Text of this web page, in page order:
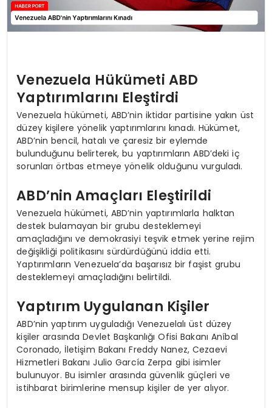
Venezuela Hükümeti ABD
Yaptırımlarını Eleştirdi
Venezuela hükümeti, ABD’nin iktidar partisine yakın üst
düzey kişilere yönelik yaptırımlarını kınadı. Hükümet,
ABD’nin bencil, hatalı ve çaresiz bir eylemde
bulunduğunu belirterek, bu yaptırımların ABD’deki iç
sorunları örtbas etmeye yönelik olduğunu vurguladı.
ABD’nin Amaçları Eleştirildi
Venezuela hükümeti, ABD’nin yaptırımlarla halktan
destek bulamayan bir grubu desteklemeyi
amaçladığını ve demokrasiyi teşvik etmek yerine rejim
değişikliği politikasını sürdürdüğünü iddia etti.
Yaptırımların Venezuela’da başarısız bir faşist grubu
desteklemeyi amaçladığını belirtildi.
Yaptırım Uygulanan Kişiler
ABD’nin yaptırım uyguladığı Venezuelalı üst düzey
kişiler arasında Devlet Başkanlığı Ofisi Bakanı Aníbal
Coronado, İletişim Bakanı Freddy Nanez, Cezaevi
Hizmetleri Bakanı Julio García Zerpa gibi isimler
bulunuyor. Bu isimler arasında güvenlik güçleri ve
istihbarat birimlerine mensup kişiler de yer alıyor.